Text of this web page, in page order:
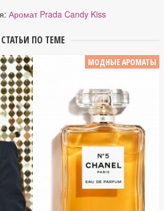
Аромат Prada Candy Kiss
СТАТЬИ ПО ТЕМЕ
МОДНЫЕ АРОМАТЫ